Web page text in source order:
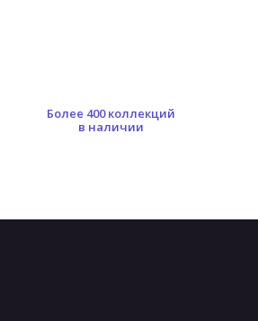
Более 400 коллекций
в наличии